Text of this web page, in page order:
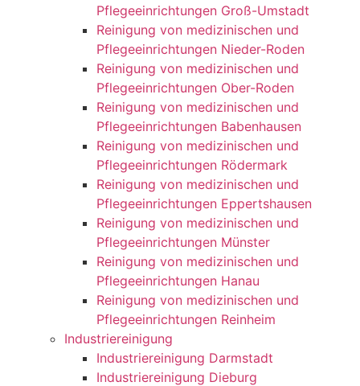
Pflegeeinrichtungen Groß-Umstadt
Reinigung von medizinischen und
Pflegeeinrichtungen Nieder-Roden
Reinigung von medizinischen und
Pflegeeinrichtungen Ober-Roden
Reinigung von medizinischen und
Pflegeeinrichtungen Babenhausen
Reinigung von medizinischen und
Pflegeeinrichtungen Rödermark
Reinigung von medizinischen und
Pflegeeinrichtungen Eppertshausen
Reinigung von medizinischen und
Pflegeeinrichtungen Münster
Reinigung von medizinischen und
Pflegeeinrichtungen Hanau
Reinigung von medizinischen und
Pflegeeinrichtungen Reinheim
Industriereinigung
Industriereinigung Darmstadt
Industriereinigung Dieburg